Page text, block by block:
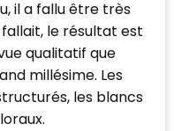
il a fallu être très
le résultat est
qualitatif que
millésime. Les
les blancs